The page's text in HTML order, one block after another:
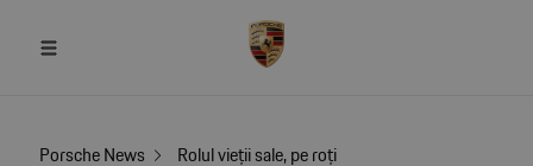
Porsche News
Rolul vieţii sale, pe roţi